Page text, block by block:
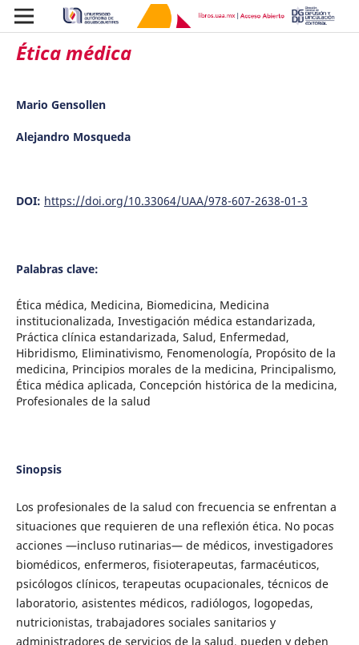
Ética médica
Mario Gensollen
Alejandro Mosqueda
DOI: https://doi.org/10.33064/UAA/978-607-2638-01-3
Palabras clave:
Ética médica, Medicina, Biomedicina, Medicina
institucionalizada, Investigación médica estandarizada,
Práctica clínica estandarizada, Salud, Enfermedad,
Hibridismo, Eliminativismo, Fenomenología, Propósito de la
medicina, Principios morales de la medicina, Principalismo,
Ética médica aplicada, Concepción histórica de la medicina,
Profesionales de la salud
Sinopsis
Los profesionales de la salud con frecuencia se enfrentan a
situaciones que requieren de una reflexión ética. No pocas
acciones —incluso rutinarias— de médicos, investigadores
biomédicos, enfermeros, fisioterapeutas, farmacéuticos,
psicólogos clínicos, terapeutas ocupacionales, técnicos de
laboratorio, asistentes médicos, radiólogos, logopedas,
nutricionistas, trabajadores sociales sanitarios y
administradores de servicios de la salud, pueden y deben